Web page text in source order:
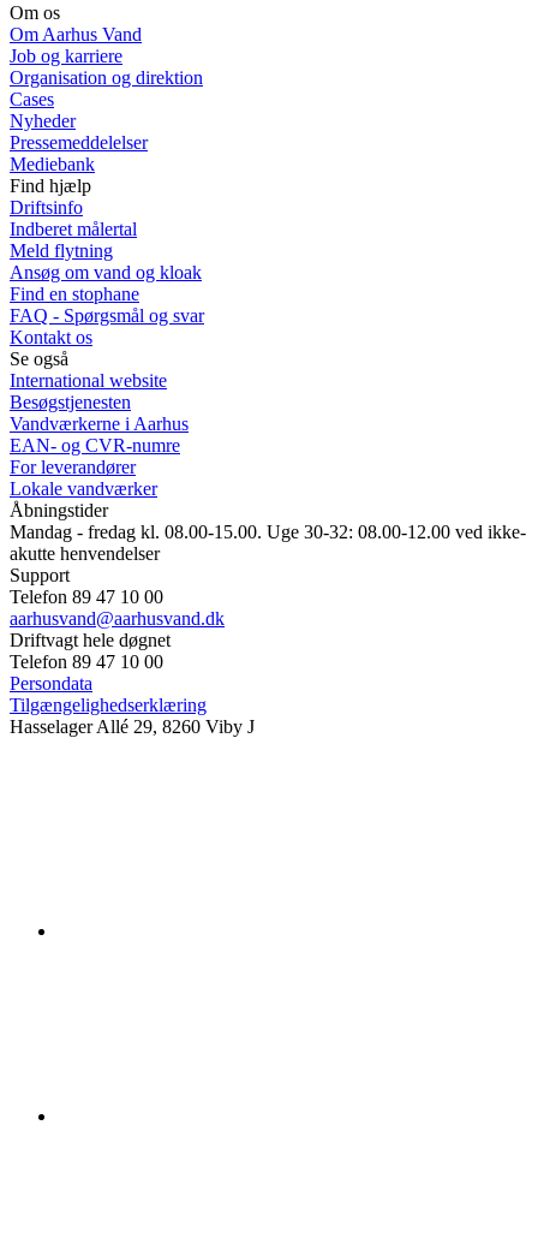
Om os
Om Aarhus Vand
Job og karriere
Organisation og direktion
Cases
Nyheder
Pressemeddelelser
Mediebank
Find hjælp
Driftsinfo
Indberet målertal
Meld flytning
Ansøg om vand og kloak
Find en stophane
FAQ - Spørgsmål og svar
Kontakt os
Se også
International website
Besøgstjenesten
Vandværkerne i Aarhus
EAN- og CVR-numre
For leverandører
Lokale vandværker
Åbningstider
Mandag - fredag kl. 08.00-15.00. Uge 30-32: 08.00-12.00 ved ikke-
akutte henvendelser
Support
Telefon 89 47 10 00
aarhusvand@aarhusvand.dk
Driftvagt hele døgnet
Telefon 89 47 10 00
Persondata
Tilgængelighedserklæring
Hasselager Allé 29, 8260 Viby J